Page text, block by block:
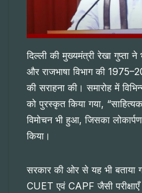
दिल्ली की मुख्यमंत्री रेखा गुप्ता ने
और राजभाषा विभाग की
की सराहना की। समारोह में
को पुरस्कृत किया गया,
विमोचन भी हुआ, जिसका
किया।
सरकार की ओर से यह भी
CUET एवं CAPF जैसी